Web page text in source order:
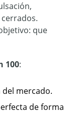
que
100:
mercado.
deforma